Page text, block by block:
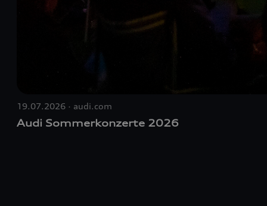
19.07.2026 audi.com
Audi Sommerkonzerte 2026